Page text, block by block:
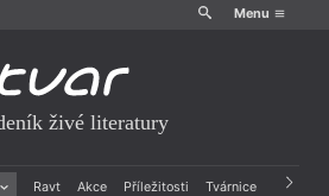
Menu
živé literatury
Ravt Akce Příležitosti Tvárnice Archiv